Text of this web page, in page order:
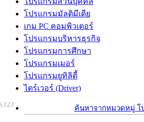
โปรแกรมมัลติมีเดีย
เกม PC คอมพิวเตอร์
โปรแกรมบริหารธุรกิจ
โปรแกรมการศึกษา
โปรแกรมเมอร์
โปรแกรมยูทิลิตี้
ไดร์เวอร์ (Driver)
ค้นหาจากหมวดหมู่ โ